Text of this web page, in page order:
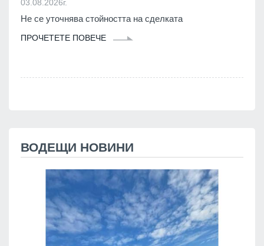
03.08.2026г.
Не се уточнява стойността на сделката
ПРОЧЕТЕТЕ ПОВЕЧЕ
ВОДЕЩИ НОВИНИ